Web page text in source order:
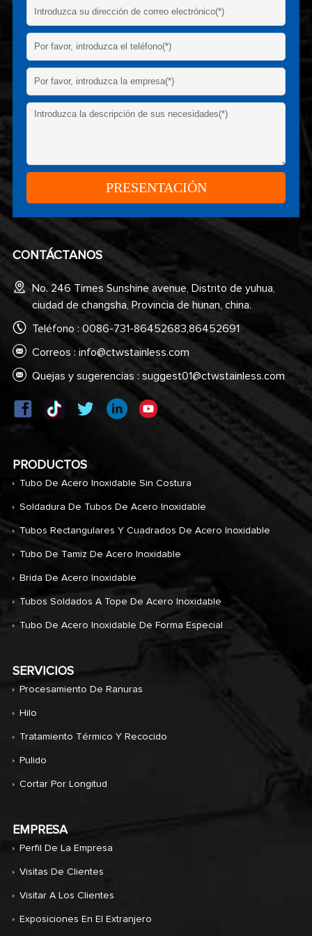
CONTÁCTANOS
No. 246 Times Sunshine avenue, Distrito de yuhua,
ciudad de changsha, Provincia de hunan, china.
Teléfono : 0086-731-86452683,86452691
Correos : info@ctwstainless.com
Quejas y sugerencias : suggest01@ctwstainless.com
PRODUCTOS
Tubo De Acero Inoxidable Sin Costura
Soldadura De Tubos De Acero Inoxidable
Tubos Rectangulares Y Cuadrados De Acero Inoxidable
Tubo De Tamiz De Acero Inoxidable
Brida De Acero Inoxidable
Tubos Soldados A Tope De Acero Inoxidable
Tubo De Acero Inoxidable De Forma Especial
SERVICIOS
Procesamiento De Ranuras
Hilo
Tratamiento Térmico Y Recocido
Pulido
Cortar Por Longitud
EMPRESA
Perfil De La Empresa
Visitas De Clientes
Visitar A Los Clientes
Exposiciones En El Extranjero